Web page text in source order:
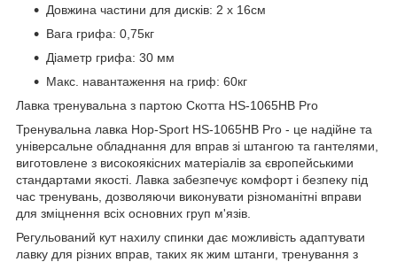
Довжина частини для дисків: 2 х 16см
Вага грифа: 0,75кг
Діаметр грифа: 30 мм
Макс. навантаження на гриф: 60кг
Лавка тренувальна з партою Скотта HS-1065HB Pro
Тренувальна лавка Hop-Sport HS-1065HB Pro - це надійне та
універсальне обладнання для вправ зі штангою та гантелями,
виготовлене з високоякісних матеріалів за європейськими
стандартами якості. Лавка забезпечує комфорт і безпеку під
час тренувань, дозволяючи виконувати різноманітні вправи
для зміцнення всіх основних груп м'язів.
Регульований кут нахилу спинки дає можливість адаптувати
лавку для різних вправ, таких як жим штанги, тренування з